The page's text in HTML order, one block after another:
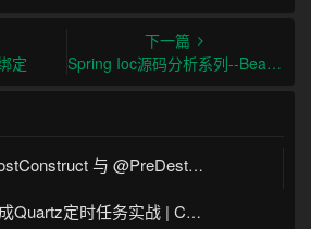
定
下一篇
Spring Ioc源码分析系列--Bean实例化过程(一)
与 @PreDestroy 的完整与实战
定时任务实战 | Cron表达式详解